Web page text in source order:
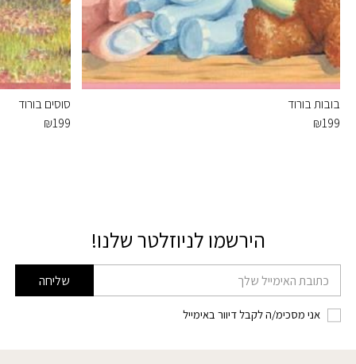
בובות בורוד
₪199
סוסים בורוד
₪199
הירשמו לניוזלטר שלנו!
דוא׳׳ל שליחה
אני מסכימ/ה לקבל דיוור באימייל